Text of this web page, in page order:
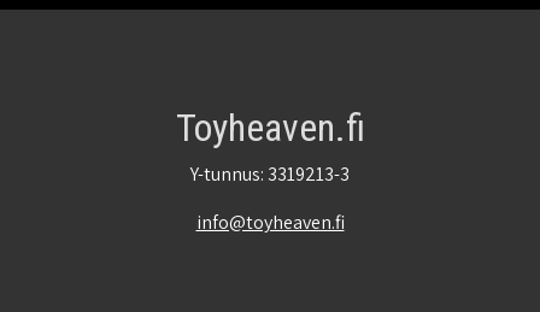
Toyheaven.fi
Y-tunnus: 3319213-3
info@toyheaven.fi